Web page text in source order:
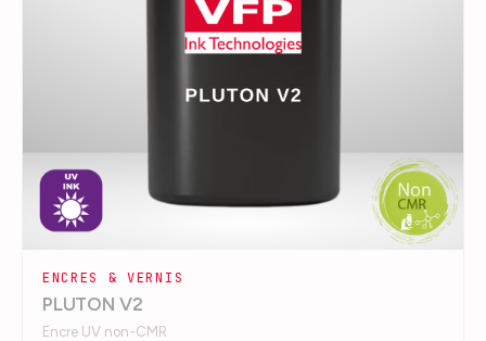
ENCRES & VERNIS
PLUTON V2
Encre UV non-CMR